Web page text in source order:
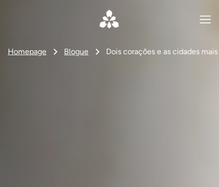
Homepage Blogue Dois corações e as cidades